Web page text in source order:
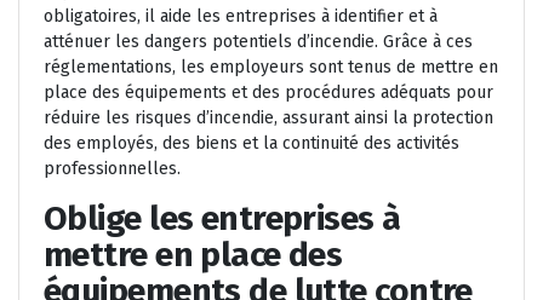
obligatoires, il aide les entreprises à identifier et à
atténuer les dangers potentiels d’incendie. Grâce à ces
réglementations, les employeurs sont tenus de mettre en
place des équipements et des procédures adéquats pour
réduire les risques d’incendie, assurant ainsi la protection
des employés, des biens et la continuité des activités
professionnelles.
Oblige les entreprises à
mettre en place des
équipements de lutte contre